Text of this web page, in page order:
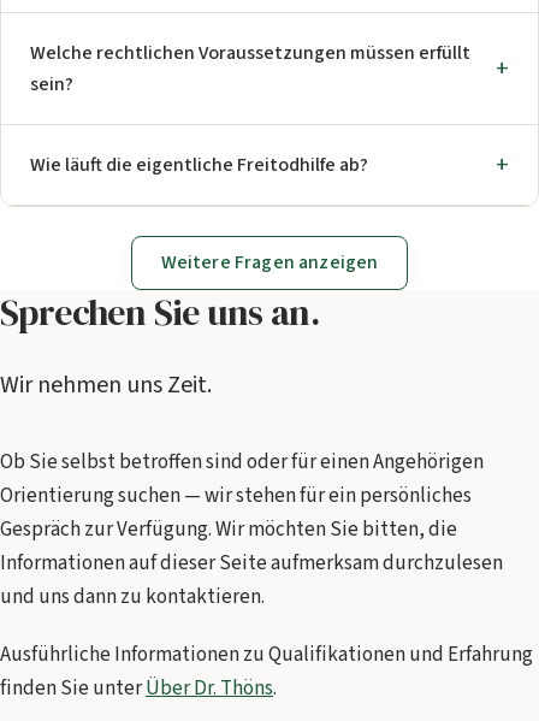
Welche rechtlichen Voraussetzungen müssen erfüllt
sein?
Wie läuft die eigentliche Freitodhilfe ab?
Weitere Fragen anzeigen
Sprechen Sie uns an.
Wir nehmen uns Zeit.
Ob Sie selbst betroffen sind oder für einen Angehörigen
Orientierung suchen — wir stehen für ein persönliches
Gespräch zur Verfügung. Wir möchten Sie bitten, die
Informationen auf dieser Seite aufmerksam durchzulesen
und uns dann zu kontaktieren.
Ausführliche Informationen zu Qualifikationen und Erfahrung
finden Sie unterÜber Dr. Thöns.